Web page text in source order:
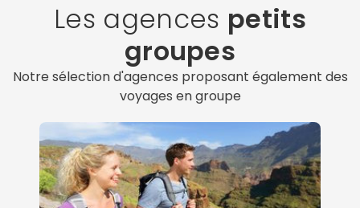
Les agences petits
groupes
Notre sélection d'agences proposant également des
voyages en groupe